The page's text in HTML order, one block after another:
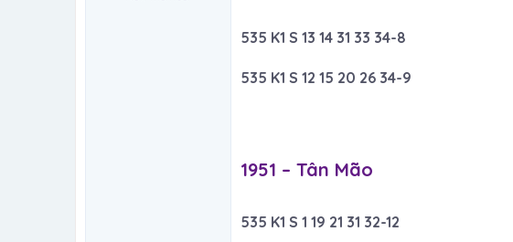
535 K1 S 13 14 31 33 34-8
535 K1 S 12 15 20 26 34-9
1951 – Tân Mão​
535 K1 S 1 19 21 31 32-12